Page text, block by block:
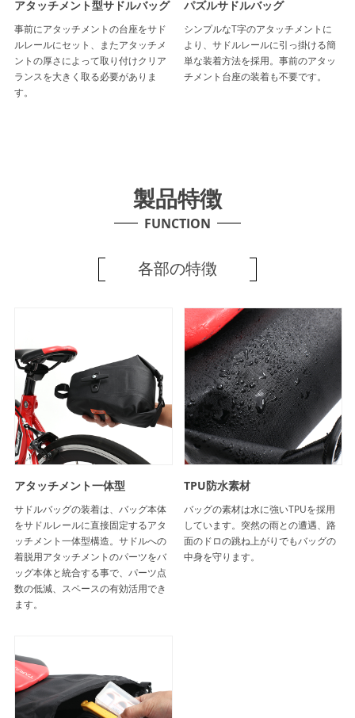
アタッチメント型サドルバッグ
事前にアタッチメントの台座をサド
ルレールにセット、またアタッチメ
ントの厚さによって取り付けクリア
ランスを大きく取る必要がありま
す。
パズルサドルバッグ
シンプルなT字のアタッチメントに
より、サドルレールに引っ掛ける簡
単な装着方法を採用。事前のアタッ
チメント台座の装着も不要です。
製品特徴
FUNCTION
各部の特徴
アタッチメント一体型
サドルバッグの装着は、バッグ本体
をサドルレールに直接固定するアタ
ッチメント一体型構造。サドルへの
着脱用アタッチメントのパーツをバ
ッグ本体と統合する事で、パーツ点
数の低減、スペースの有効活用でき
ます。
TPU防水素材
バッグの素材は水に強いTPUを採用
しています。突然の雨との遭遇、路
面のドロの跳ね上がりでもバッグの
中身を守ります。